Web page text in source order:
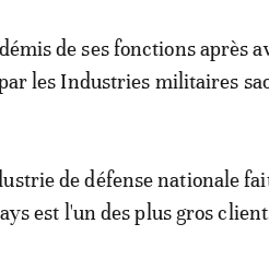
de ses fonctions après
les Industries militaires
de défense nationale
est l'un des plus gros